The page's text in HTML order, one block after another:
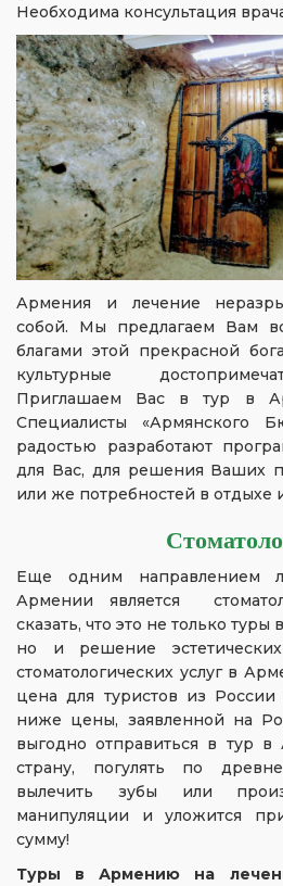
Необходима консультация
Армения и лечение
собой. Мы предлагаем Вам
благами этой прекрасной
культурные
Приглашаем Вас в тур в
Специалисты «Армянского
радостью разработают
для Вас, для решения Ваших
или же потребностей в отдыхе
Еще одним направлением
Армении является
сказать, что это не только
но и решение
стоматологических услуг в
цена для туристов из
ниже цены, заявленной на
выгодно отправиться в тур
страну, погулять по
вылечить зубы или
манипуляции и уложится
сумму!
Туры в Армению на